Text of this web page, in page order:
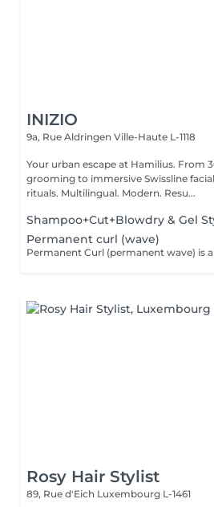
INIZIO
9a, Rue Aldringen Ville-Haute L-1118
Your urban escape at Hamilius. From
grooming to immersive Swissline
rituals. Multilingual. Modern. Resu...
Shampoo+Cut+Blowdry & Gel
Permanent curl (wave)
Rosy Hair Stylist
89, Rue d'Eich Luxembourg L-1461